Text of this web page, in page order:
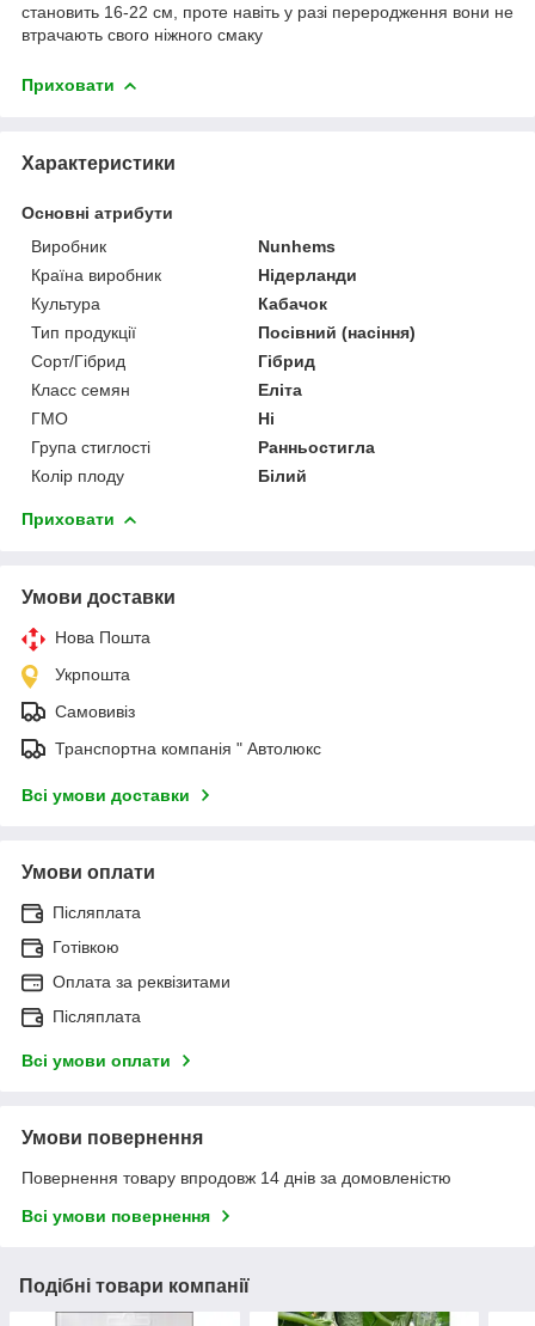
становить 16-22 см, проте навіть у разі переродження вони не
втрачають свого ніжного смаку
Приховати
Характеристики
Основні атрибути
Виробник
Nunhems
Країна виробник
Нідерланди
Культура
Кабачок
Тип продукції
Посівний (насіння)
Сорт/Гібрид
Гібрид
Класс семян
Еліта
ГМО
Ні
Група стиглості
Ранньостигла
Колір плоду
Білий
Приховати
Умови доставки
Нова Пошта
Укрпошта
Самовивіз
Транспортна компанія " Автолюкс
Всі умови доставки
Умови оплати
Післяплата
Готівкою
Оплата за реквізитами
Післяплата
Всі умови оплати
Умови повернення
Повернення товару впродовж 14 днів за домовленістю
Всі умови повернення
Подібні товари компанії